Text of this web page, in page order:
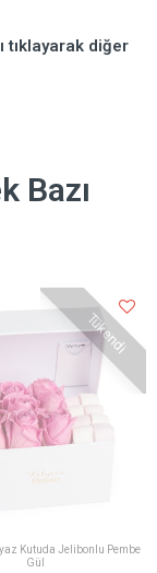
tıklayarak diğer
Bazı
Tükendi
Kutuda Jelibonlu Pembe
Gül